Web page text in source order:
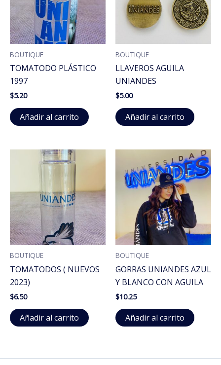
BOUTIQUE
TOMATODO PLÁSTICO
1997
$5.20
Añadir al carrito
BOUTIQUE
LLAVEROS AGUILA
UNIANDES
$5.00
Añadir al carrito
BOUTIQUE
TOMATODOS ( NUEVOS
2023)
$6.50
Añadir al carrito
BOUTIQUE
GORRAS UNIANDES AZUL
Y BLANCO CON AGUILA
$10.25
Añadir al carrito